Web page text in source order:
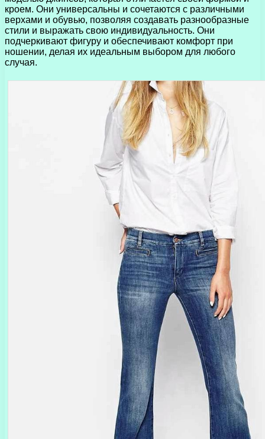
кроем. Они универсальны и сочетаются с различными
верхами и обувью, позволяя создавать разнообразные
стили и выражать свою индивидуальность. Они
подчеркивают фигуру и обеспечивают комфорт при
ношении, делая их идеальным выбором для любого
случая.